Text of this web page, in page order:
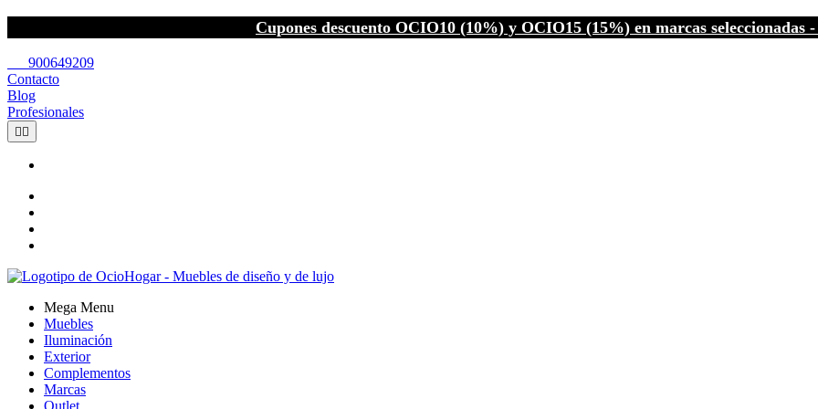
Cupones descuento OCIO10 (10%) y OCIO15 (15%) en marcas seleccionadas
900649209
Contacto
Blog
Profesionales
 
Mega Menu
Muebles
Iluminación
Exterior
Complementos
Marcas
Outlet